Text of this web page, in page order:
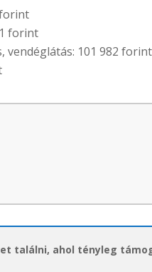
forint
vendéglátás: 101 982 forint
találni, ahol tényleg